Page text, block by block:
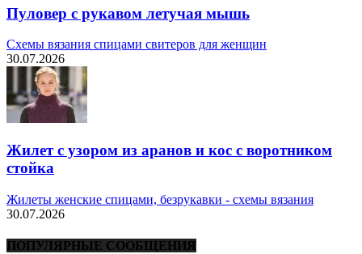
Пуловер с рукавом летучая мышь
Схемы вязания спицами свитеров для женщин
30.07.2026
Жилет с узором из аранов и кос с воротником
стойка
Жилеты женские спицами, безрукавки - схемы вязания
30.07.2026
ПОПУЛЯРНЫЕ СООБЩЕНИЯ